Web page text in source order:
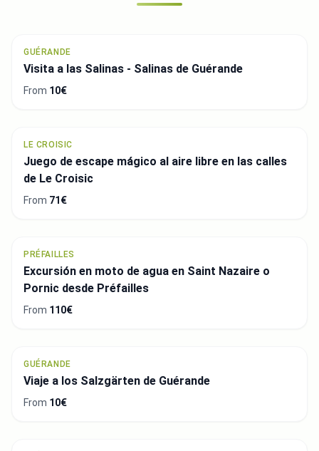
GUÉRANDE
Visita a las Salinas - Salinas de Guérande
From 10€
LE CROISIC
Juego de escape mágico al aire libre en las calles
de Le Croisic
From 71€
PRÉFAILLES
Excursión en moto de agua en Saint Nazaire o
Pornic desde Préfailles
From 110€
GUÉRANDE
Viaje a los Salzgärten de Guérande
From 10€